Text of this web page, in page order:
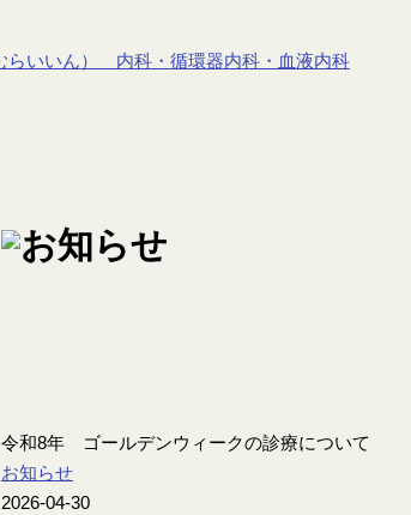
令和8年 ゴールデンウィークの診療について
お知らせ
2026-04-30